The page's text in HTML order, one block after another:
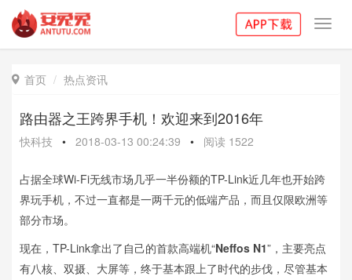
 首页 热点资讯
路由器之王跨界手机！欢迎来到2016年
快科技 • 2018-03-13 00:24:39 • 阅读 1522
占据全球Wi-Fi无线市场几乎一半份额的TP-Link近几年也开始跨
界玩手机，不过一直都是一两千元的低端产品，而且仅限欧洲等
部分市场。
现在，TP-Link拿出了自己的首款高端机“Neffos N1”，主要亮点
有八核、双摄、大屏等，终于基本跟上了时代的步伐，尽管基本